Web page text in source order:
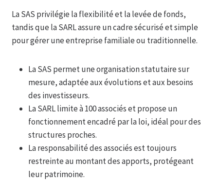
La SAS privilégie la flexibilité et la levée de fonds,
tandis que la SARL assure un cadre sécurisé et simple
pour gérer une entreprise familiale ou traditionnelle.
La SAS permet une organisation statutaire sur
mesure, adaptée aux évolutions et aux besoins
des investisseurs.
La SARL limite à 100 associés et propose un
fonctionnement encadré par la loi, idéal pour des
structures proches.
La responsabilité des associés est toujours
restreinte au montant des apports, protégeant
leur patrimoine.